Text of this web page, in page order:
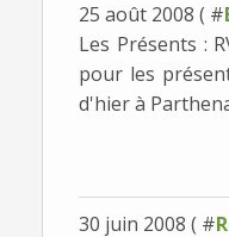
25 août 2008 ( #
Les Présents :
pour les
d'hier à
30 juin 2008 ( #